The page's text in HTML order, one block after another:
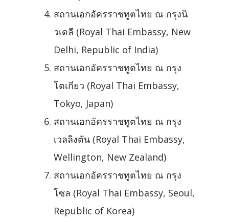
สถานเอกอัครราชทูตไทย ณ กรุงนิ
วเดลี (Royal Thai Embassy, New
Delhi, Republic of India)
สถานเอกอัครราชทูตไทย ณ กรุง
โตเกียว (Royal Thai Embassy,
Tokyo, Japan)
สถานเอกอัครราชทูตไทย ณ กรุง
เวลลิงตัน (Royal Thai Embassy,
Wellington, New Zealand)
สถานเอกอัครราชทูตไทย ณ กรุง
โซล (Royal Thai Embassy, Seoul,
Republic of Korea)